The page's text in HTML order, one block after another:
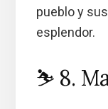
pueblo y
esplendor.
⛷️ 8.